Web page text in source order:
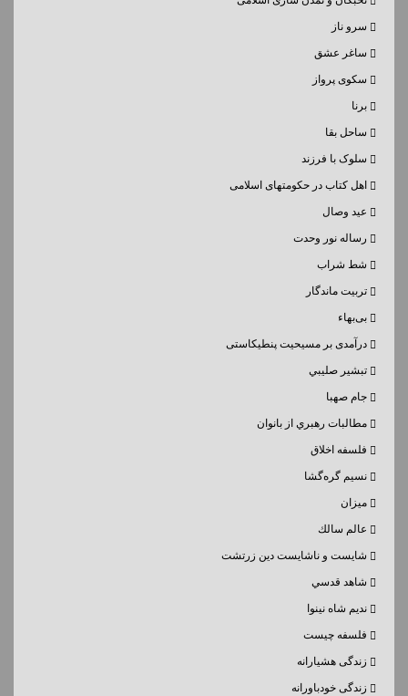
سرو ناز
ساغر عشق
سکوی پرواز
برنا
ساحل بقا
سلوک با فرزند
اهل کتاب در حکومتهای اسلامی
عید وصال
رساله نور وحدت
شط شراب
تربیت ماندگار
بی‌بهاء
درآمدی بر مسیحیت پنطیکاستی
تبشير صليبي
جام صهبا
مطالبات رهبري از بانوان
فلسفه اخلاق
نسيم گره‌گشا
میزان
عالم سالك
شايست و ناشايست دين زرتشت
شاهد قدسي
نديم شاه نينوا
فلسفه چیست
زندگی هشیارانه
زندگی خودباورانه